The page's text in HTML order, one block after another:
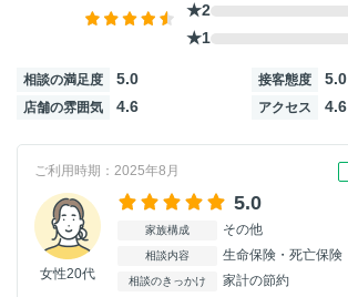
★2
★1
相談の満足度 5.0 接客態度 5.0
店舗の雰囲気 4.6 アクセス 4.6
ご利用時期：2025年8月
女性20代
5.0
家族構成 その他
相談内容 生命保険・死亡保険
相談のきっかけ 家計の節約